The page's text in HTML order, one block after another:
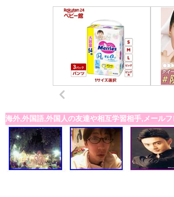
海外,外国語,外国人の友達や相互学習相手,メールフ